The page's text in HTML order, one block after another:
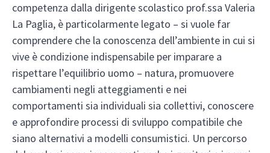
competenza dalla dirigente scolastico prof.ssa Valeria
La Paglia, è particolarmente legato – si vuole far
comprendere che la conoscenza dell’ambiente in cui si
vive è condizione indispensabile per imparare a
rispettare l’equilibrio uomo – natura, promuovere
cambiamenti negli atteggiamenti e nei
comportamenti sia individuali sia collettivi, conoscere
e approfondire processi di sviluppo compatibile che
siano alternativi a modelli consumistici. Un percorso